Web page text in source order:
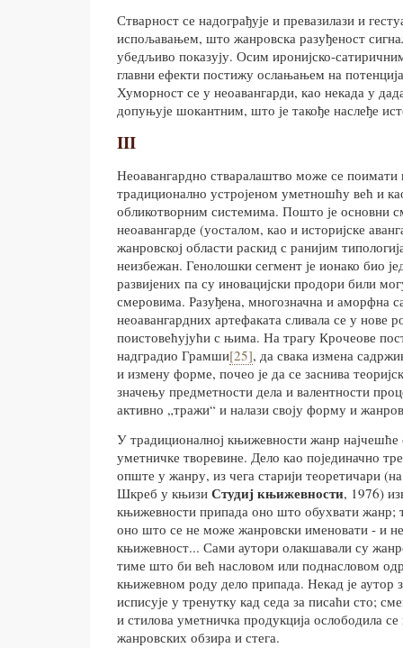
Стварност се надограђује и превазилази и
испољавањем, што жанровска разуђеност
убедљиво показују. Осим иронијско-
главни ефекти постижу ослањањем на
Хуморност се у неоавангарди, као некада у
допуњује шокантним, што је такође наслеђе
III
Неоавангардно стваралаштво може се поимати
традиционално устројеном уметношћу већ и
обликотворним системима. Пошто је основни
неоавангарде (уосталом, као и историјске
жанровској области раскид с ранијим
неизбежан. Генолошки сегмент је ионако био
развијених па су иновацијски продори били
смеровима. Разуђена, многозначна и аморфна
неоавангардних артефаката сливала се у нове
поистовећујући с њима. На трагу Крочеове
надградио Грамши[25], да свака измена
и измену форме, почео је да се заснива
значењу предметности дела и валентности
активно „тражи“ и налази своју форму и
У традиционалној књижевности жанр најчешће
уметничке творевине. Дело као појединачно
опште у жанру, из чега старији теоретичари
Шкреб у књизи Студиј књижевности, 1976)
књижевности припада оно што обухвати жанр;
оно што се не може жанровски именовати - и
књижевност... Сами аутори олакшавали су
тиме што би већ насловом или поднасловом
књижевном роду дело припада. Некад је аутор
исписује у тренутку кад седа за писаћи сто;
и стилова уметничка продукција ослободила
жанровских обзира и стега.